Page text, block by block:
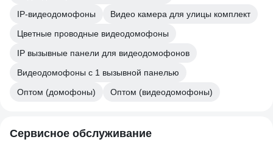
IP-видеодомофоны
Видео камера для улицы комплект
Цветные проводные видеодомофоны
IP вызывные панели для видеодомофонов
Видеодомофоны с 1 вызывной панелью
Оптом (домофоны)
Оптом (видеодомофоны)
Сервисное обслуживание